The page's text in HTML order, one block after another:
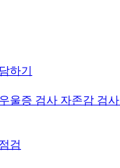
하기
우울증 검사 자존감 검사
검